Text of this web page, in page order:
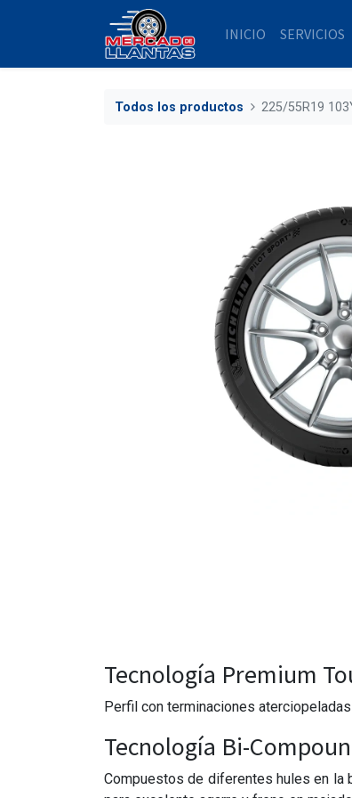
INICIO SERVICIOS
Todos los productos 225/55R19
Tecnología Premium
Perfil con terminaciones
Tecnología Bi-
Compuestos de diferentes hules en la